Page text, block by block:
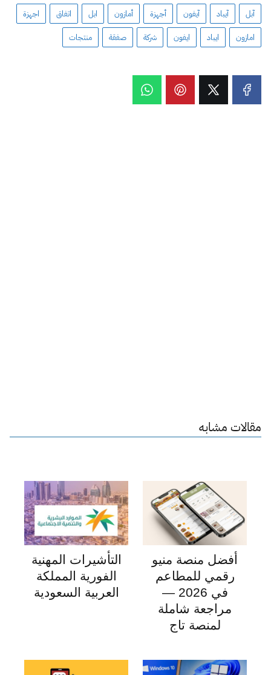
آبل آيباد آيفون أجهزة أمازون ابل اتفاق اجهزة
امازون ايباد ايفون شركة صفقة منتجات
مقالات مشابه
أفضل منصة منيو
رقمي للمطاعم
في 2026 —
مراجعة شاملة
لمنصة تاج
التأشيرات المهنية
الفورية المملكة
العربية السعودية